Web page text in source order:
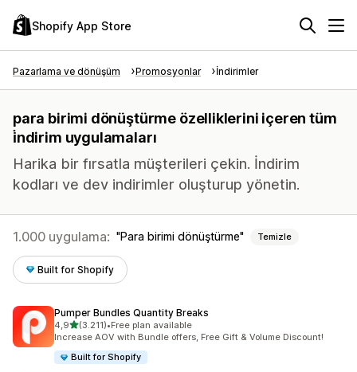
Shopify App Store
Pazarlama ve dönüşüm Promosyonlar İndirimler
para birimi dönüştürme özelliklerini içeren tüm
i̇ndirim uygulamaları
Harika bir fırsatla müşterileri çekin. İndirim
kodları ve dev indirimler oluşturup yönetin.
1.000 uygulama: Para birimi dönüştürme Temizle
Built for Shopify
Pumper Bundles Quantity Breaks
4,95 yıldız üzerinden
(3.211)
toplam 3211 değerlendirme
•Free plan available
Increase AOV with Bundle offers, Free Gift & Volume Discount!
Built for Shopify